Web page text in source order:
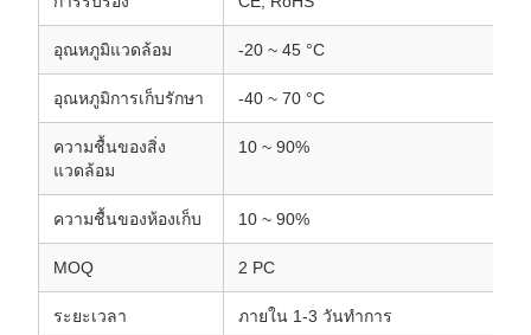
อุณหภูมิแวดล้อม -20 ~ 45 °C
อุณหภูมิการเก็บรักษา -40 ~ 70 °C
ความชื้นของสิ่ง
แวดล้อม
10 ~ 90%
ความชื้นของห้องเก็บ 10 ~ 90%
MOQ 2 PC
ระยะเวลา ภายใน 1-3 วันทําการ